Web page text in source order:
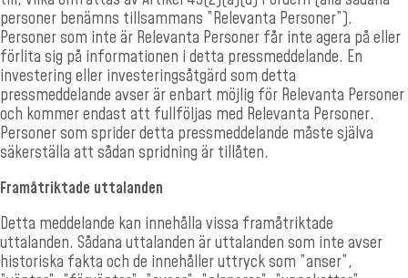
personer benämns tillsammans ”Relevanta Personer”).
Personer som inte är Relevanta Personer får inte agera på eller
förlita sig på informationen i detta pressmeddelande. En
investering eller investeringsåtgärd som detta
pressmeddelande avser är enbart möjlig för Relevanta Personer
och kommer endast att fullföljas med Relevanta Personer.
Personer som sprider detta pressmeddelande måste själva
säkerställa att sådan spridning är tillåten.
Framåtriktade uttalanden
Detta meddelande kan innehålla vissa framåtriktade
uttalanden. Sådana uttalanden är uttalanden som inte avser
historiska fakta och de innehåller uttryck som ”anser”,